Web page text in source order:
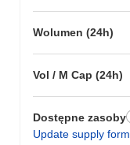
Wolumen (24h)
Vol / M Cap (24h)
Dostępne zasoby
Update supply form